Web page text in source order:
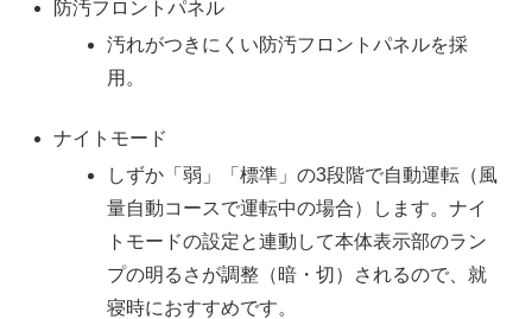
防汚フロントパネル
汚れがつきにくい防汚フロントパネルを採
用。
ナイトモード
しずか「弱」「標準」の3段階で自動運転（風
量自動コースで運転中の場合）します。ナイ
トモードの設定と連動して本体表示部のラン
プの明るさが調整（暗・切）されるので、就
寝時におすすめです。